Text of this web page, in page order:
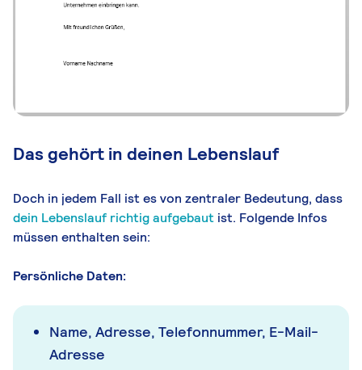
Das gehört in deinen Lebenslauf
Doch in jedem Fall ist es von zentraler Bedeutung, dass
dein Lebenslauf richtig aufgebaut ist. Folgende Infos
müssen enthalten sein:
Persönliche Daten:
Name, Adresse, Telefonnummer, E-Mail-
Adresse